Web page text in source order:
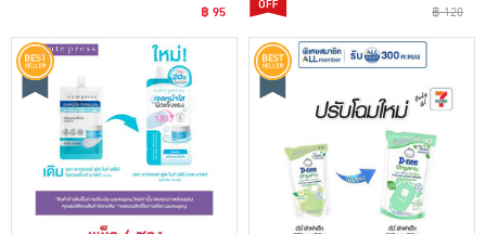
฿ 95
฿ 120